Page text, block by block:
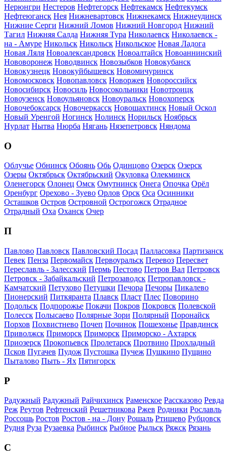
Нерюнгри Нестеров Нефтегорск Нефтекамск Нефтекумск
Нефтеюганск Нея Нижневартовск Нижнекамск Нижнеудинск
Нижние Серги Нижний Ломов Нижний Новгород Нижний
Тагил Нижняя Салда Нижняя Тура Николаевск Николаевск -
на - Амуре Никольск Никольск Никольское Новая Ладога
Новая Ляля Новоалександровск Новоалтайск Новоаннинский
Нововоронеж Новодвинск Новозыбков Новокубанск
Новокузнецк Новокуйбышевск Новомичуринск
Новомосковск Новопавловск Новоржев Новороссийск
Новосибирск Новосиль Новосокольники Новотроицк
Новоузенск Новоульяновск Новоуральск Новохоперск
Новочебоксарск Новочеркасск Новошахтинск Новый Оскол
Новый Уренгой Ногинск Нолинск Норильск Ноябрьск
Нурлат Нытва Нюрба Нягань Нязепетровск Няндома
О
Облучье Обнинск Обоянь Обь Одинцово Озерск Озерск
Озеры Октябрьск Октябрьский Окуловка Олекминск
Оленегорск Олонец Омск Омутнинск Онега Опочка Орёл
Оренбург Орехово - Зуево Орлов Орск Оса Осинники
Осташков Остров Островной Острогожск Отрадное
Отрадный Оха Оханск Очер
П
Павлово Павловск Павловский Посад Палласовка Партизанск
Певек Пенза Первомайск Первоуральск Перевоз Пересвет
Переславль - Залесский Пермь Пестово Петров Вал Петровск
Петровск - Забайкальский Петрозаводск Петропавловск -
Камчатский Петухово Петушки Печора Печоры Пикалево
Пионерский Питкяранта Плавск Пласт Плес Поворино
Подольск Подпорожье Покачи Покров Покровск Полевской
Полесск Полысаево Полярные Зори Полярный Поронайск
Порхов Похвистнево Почеп Починок Пошехонье Правдинск
Приволжск Приморск Приморск Приморско - Ахтарск
Приозерск Прокопьевск Пролетарск Протвино Прохладный
Псков Пугачев Пудож Пустошка Пучеж Пушкино Пущино
Пыталово Пыть - Ях Пятигорск
Р
Радужный Радужный Райчихинск Раменское Рассказово Ревда
Реж Реутов Рефтенский Решетникова Ржев Родники Рославль
Россошь Ростов Ростов - на - Дону Рошаль Ртищево Рубцовск
Рудня Руза Рузаевка Рыбинск Рыбное Рыльск Ряжск Рязань
С